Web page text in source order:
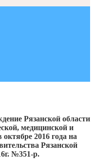
Рязанской области
медицинской и
октябре 2016года на
Рязанской
№351-р.